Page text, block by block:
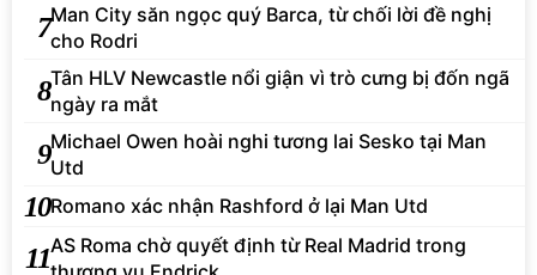
7Man City săn ngọc quý Barca, từ chối lời đề nghị
cho Rodri
8Tân HLV Newcastle nổi giận vì trò cưng bị đốn ngã
ngày ra mắt
9Michael Owen hoài nghi tương lai Sesko tại Man
Utd
10Romano xác nhận Rashford ở lại Man Utd
11AS Roma chờ quyết định từ Real Madrid trong